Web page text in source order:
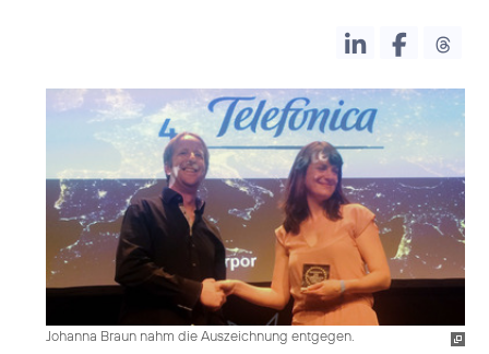
Johanna Braun nahm die Auszeichnung entgegen.